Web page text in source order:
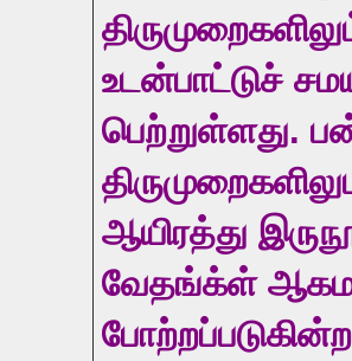
உடன்பாட்டுச்
பெற்றுள்ளது.
ஆயிரத்து
வேதங்க்ள்